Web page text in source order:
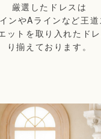
厳選したドレスは
ンやAラインなど王道
ットを取り入れたド
り揃えております。